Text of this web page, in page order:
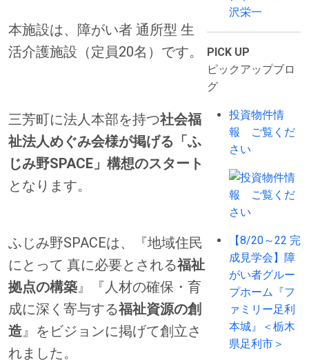
本施設は、障がい者 通所型 生
活介護施設（定員20名）です。
三芳町に法人本部を持つ社会福
祉法人めぐみ会様が掲げる「ふ
じみ野SPACE」構想のスタート
となります。
ふじみ野SPACEは、『地域住民
にとって 真に必要とされる福祉
拠点の構築』『人材の確保・育
成に深く寄与する福祉資源の創
造』をビジョンに掲げて創立さ
れました。
沢栄一
PICK UP
ピックアップブロ
グ
投資物件情
報 ご覧くだ
さい
【8/20～22 完
成見学会】障
がい者グルー
プホーム『フ
ァミリー足利
本城』＜栃木
県足利市＞